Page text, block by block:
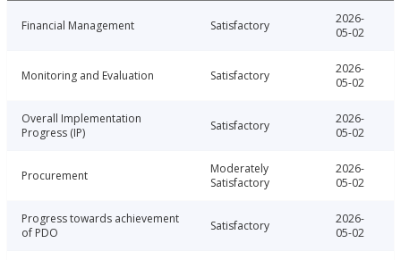
Financial Management Satisfactory
2026-
05-02
Monitoring and Evaluation Satisfactory
2026-
05-02
Overall Implementation
Progress (IP)
Satisfactory
2026-
05-02
Procurement
Moderately
Satisfactory
2026-
05-02
Progress towards achievement
of PDO
Satisfactory
2026-
05-02